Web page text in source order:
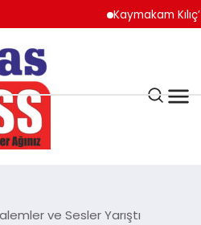
Kaymakam Kılıç’tan
ve Sesler Yarıştı